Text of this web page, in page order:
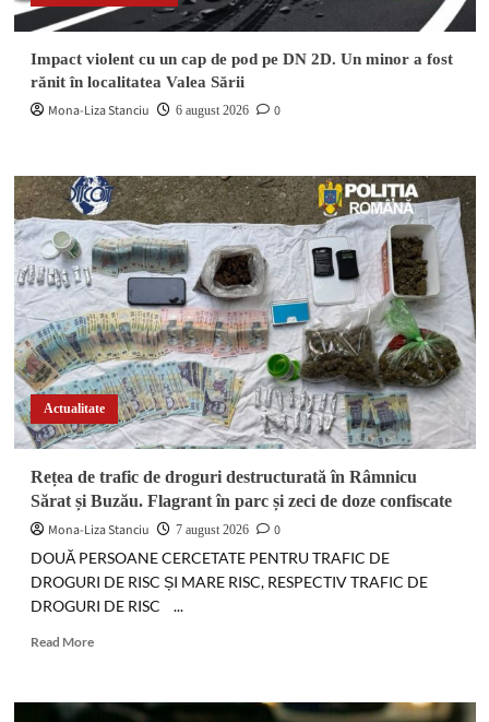
Impact violent cu un cap de pod pe DN 2D. Un minor a fost
rănit în localitatea Valea Sării
Mona-Liza Stanciu 6 august 2026 0
Actualitate
Rețea de trafic de droguri destructurată în Râmnicu
Sărat și Buzău. Flagrant în parc și zeci de doze confiscate
Mona-Liza Stanciu
7 august 2026
0
DOUĂ PERSOANE CERCETATE PENTRU TRAFIC DE
DROGURI DE RISC ȘI MARE RISC, RESPECTIV TRAFIC DE
DROGURI DE RISC ...
Read MoreRead
Rețea